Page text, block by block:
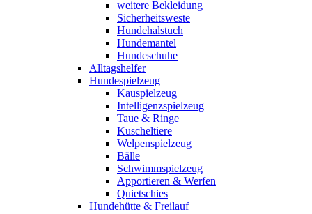
weitere Bekleidung
Sicherheitsweste
Hundehalstuch
Hundemantel
Hundeschuhe
Alltagshelfer
Hundespielzeug
Kauspielzeug
Intelligenzspielzeug
Taue & Ringe
Kuscheltiere
Welpenspielzeug
Bälle
Schwimmspielzeug
Apportieren & Werfen
Quietschies
Hundehütte & Freilauf